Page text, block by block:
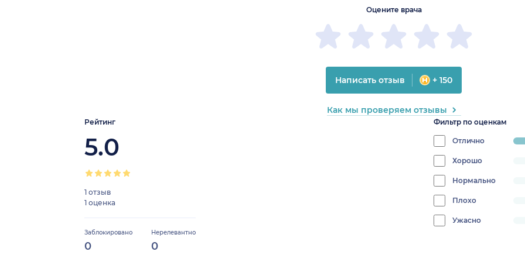
Рейтинг
5.0
1 отзыв
1 оценка
Заблокировано
0
Нерелевантно
0
Фильтр по оценкам
Отлично
Хорошо
Нормально
Плохо
Ужасно
Оцените врача
Написать отзыв + 150
Как мы проверяем отзывы